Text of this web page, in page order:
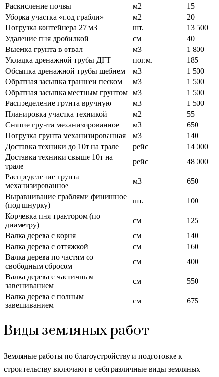
Раскисление почвы
м2
15
Уборка участка «под грабли»
м2
20
Погрузка контейнера 27 м3
шт.
13 500
Удаление пня дробилкой
см
40
Выемка грунта в отвал
м3
1 800
Укладка дренажной трубы ДГТ
пог.м.
185
Обсыпка дренажной трубы щебнем
м3
1 500
Обратная засыпка траншеи песком
м3
1 500
Обратная засыпка местным грунтом
м3
1 500
Распределение грунта вручную
м3
1 500
Планировка участка техникой
м2
55
Снятие грунта механизированное
м3
650
Погрузка грунта механизированная
м3
140
Доставка техники до 10т на трале
рейс
14 000
Доставка техники свыше 10т на
трале
рейс
48 000
Распределение грунта
механизированное
м3
650
Выравнивание граблями финишное
(под шнурку)
шт.
100
Корчевка пня трактором (по
диаметру)
см
125
Валка дерева с корня
см
140
Валка дерева с оттяжкой
см
160
Валка дерева по частям со
свободным сбросом
см
400
Валка дерева с частичным
завешиванием
см
550
Валка дерева с полным
завешиванием
см 675
Виды земляных работ
Земляные работы по благоустройству и подготовке к
строительству включают в себя различные виды земляных